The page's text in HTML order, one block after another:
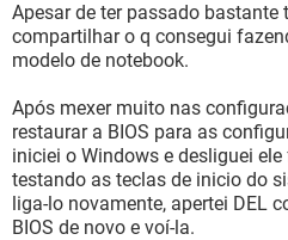
Apesar de ter passado bastante
compartilhar o q consegui
modelo de notebook.
Após mexer muito nas
restaurar a BIOS para as
iniciei o Windows e desliguei
testando as teclas de inicio do
liga-lo novamente, apertei DEL
BIOS de novo e voí-la.